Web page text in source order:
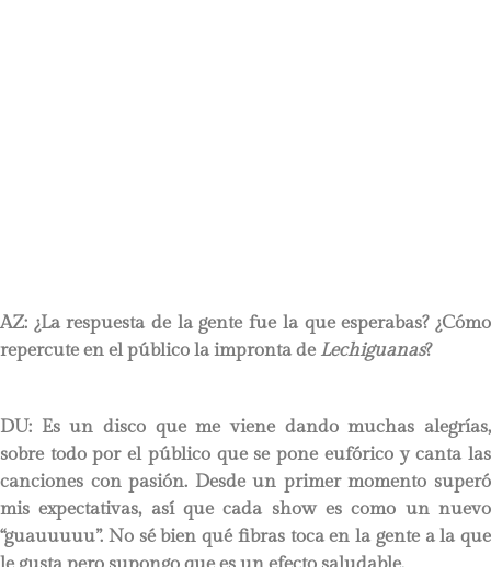
AZ: ¿La respuesta de la gente fue la que esperabas? ¿Cómo
repercute en el público la impronta de Lechiguanas?
DU: Es un disco que me viene dando muchas alegrías,
sobre todo por el público que se pone eufórico y canta las
canciones con pasión. Desde un primer momento superó
mis expectativas, así que cada show es como un nuevo
“guauuuuu”. No sé bien qué fibras toca en la gente a la que